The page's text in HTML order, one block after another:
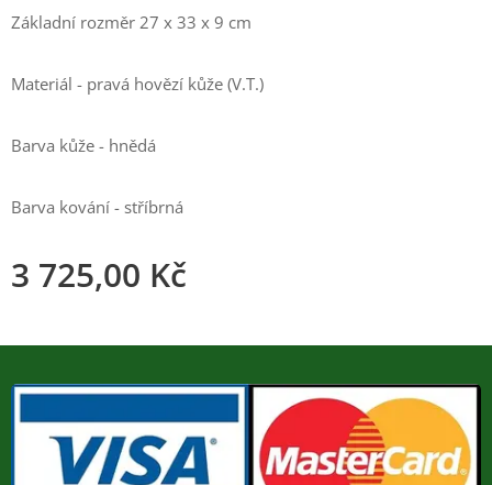
Základní rozměr 27 x 33 x 9 cm
Materiál - pravá hovězí kůže (V.T.)
Barva kůže - hnědá
Barva kování - stříbrná
3 725,00 Kč